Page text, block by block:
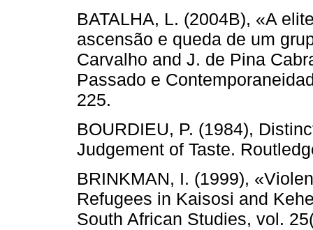
BATALHA, L. (2004B), «A
ascensão e queda de um
Carvalho and J. de Pina
Passado e
225.
BOURDIEU, P. (1984),
Judgement of Taste.
BRINKMAN, I. (1999),
Refugees in Kaisosi and
South African Studies, vol.